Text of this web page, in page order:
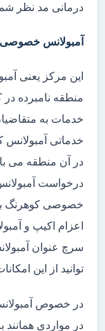
درمانی مد نظر
آمبولانس
این مرکز یعنی
منطقه نامبرده
خدمات به
خدماتی آمبولانس
در آن منطقه می
درخواست
خصوصی کوهرنگ
اعزام اکیپ و
سرچ عنوان
توانید از این
در خصوص
در مواردی همانند